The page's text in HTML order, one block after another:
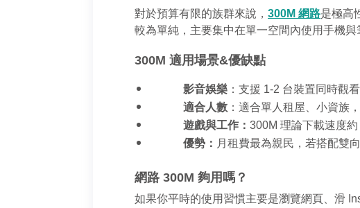
對於預算有限的族群來說， 300M 網路是極高
較為單純，主要集中在單一空間內使用手機與
300M 適用場景&優缺點
影音娛樂 ：支援 1-2 台裝置同時觀
適合人數 ：適合單人租屋、小資族
遊戲與工作： 300M 理論下載速度
優勢： 月租費最為親民，若搭配雙
網路 300M 夠用嗎？
如果你平時的使用習慣主要是瀏覽網頁、滑